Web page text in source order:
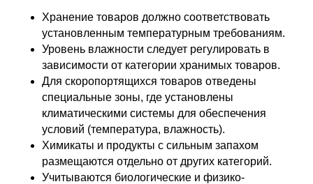
Хранение товаров должно соответствовать
установленным температурным требованиям.
Уровень влажности следует регулировать в
зависимости от категории хранимых товаров.
Для скоропортящихся товаров отведены
специальные зоны, где установлены
климатическими системы для обеспечения
условий (температура, влажность).
Химикаты и продукты с сильным запахом
размещаются отдельно от других категорий.
Учитываются биологические и физико-